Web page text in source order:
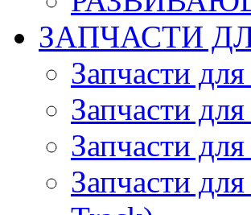
ЗАПЧАСТИ
Запчасти
Запчасти
Запчасти
Запчасти